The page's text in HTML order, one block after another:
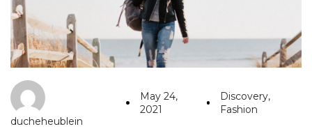
ducheheublein
May 24,
2021
Discovery,
Fashion